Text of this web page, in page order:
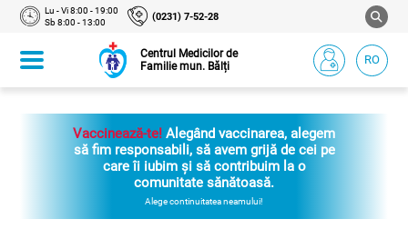
Lu - Vi 8:00 - 19:00
Sb 8:00 - 13:00
(0231) 7-52-28
Centrul Medicilor de
Familie mun. Bălți
RO
Vaccinează-te! Alegând vaccinarea, alegem
să fim responsabili, să avem grijă de cei pe
care îi iubim și să contribuim la o
comunitate sănătoasă.
Alege continuitatea neamului!